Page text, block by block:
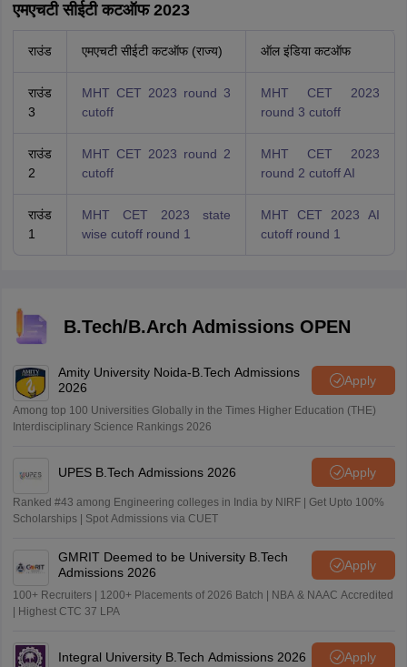
एमएचटी सीईटी कटऑफ 2023
राउंड एमएचटी सीईटी कटऑफ (राज्य) ऑल इंडिया कटऑफ
राउंड
3
MHT CET 2023 round 3
cutoff
MHT CET 2023
round 3 cutoff
राउंड
2
MHT CET 2023 round 2
cutoff
MHT CET 2023
round 2 cutoff AI
राउंड
1
MHT CET 2023 state
wise cutoff round 1
MHT CET 2023 AI
cutoff round 1
B.Tech/B.Arch Admissions OPEN
Amity University Noida-B.Tech Admissions
2026
Apply
Among top 100 Universities Globally in the Times Higher Education (THE)
Interdisciplinary Science Rankings 2026
UPES B.Tech Admissions 2026 Apply
Ranked #43 among Engineering colleges in India by NIRF | Get Upto 100%
Scholarships | Spot Admissions via CUET
GMRIT Deemed to be University B.Tech
Admissions 2026
Apply
100+ Recruiters | 1200+ Placements of 2026 Batch | NBA & NAAC Accredited
| Highest CTC 37 LPA
Integral University B.Tech Admissions 2026 Apply